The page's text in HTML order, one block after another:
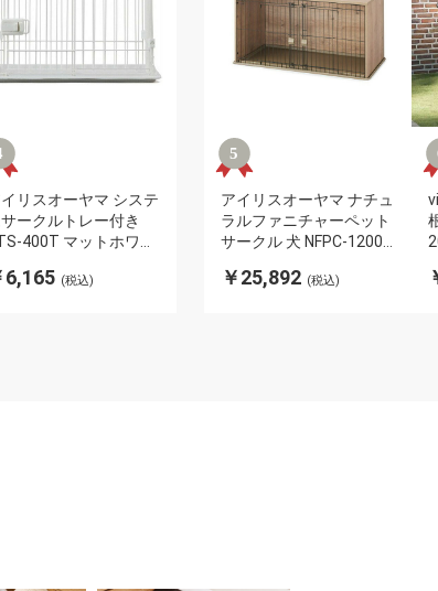
リスオーヤマ システ
ークルトレー付き
400T マットホワイ
トケージ スライドドア
6,165 (税込)
アイリスオーヤマ ナチュ
ラルファニチャーペット
サークル 犬 NFPC-1200
ル ペット ゲージ サーク
￥25,892 (税込)